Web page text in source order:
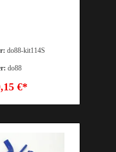
do88-kit114S
do88
€*